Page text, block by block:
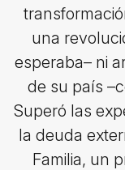
una
esperaba– ni
de su país
Superó las
la deuda
Familia, un